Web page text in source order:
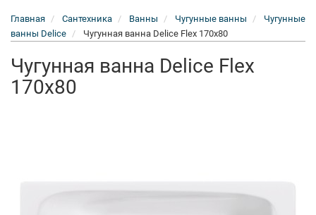
Главная Сантехника Ванны Чугунные ванны
Чугунные
ванны Delice
Чугунная ванна Delice Flex 170x80
Чугунная ванна Delice Flex
170x80